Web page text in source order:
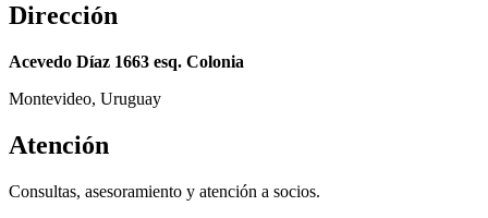
Dirección
Acevedo Díaz 1663 esq. Colonia
Montevideo, Uruguay
Atención
Consultas, asesoramiento y atención a socios.